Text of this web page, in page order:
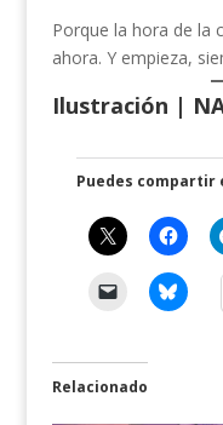
Porque la hora de la
ahora. Y empieza,
Ilustración |
Puedes compartir
Relacionado